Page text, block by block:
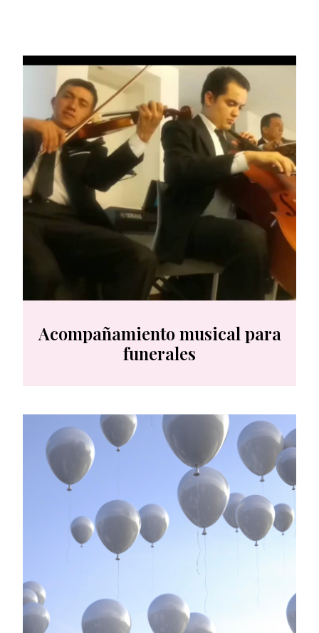
Acompañamiento musical para
funerales